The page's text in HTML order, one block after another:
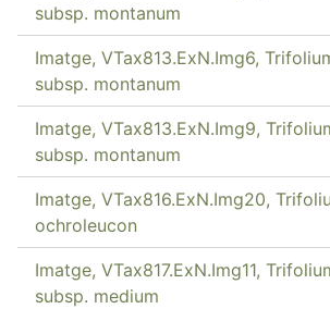
subsp. montanum
Imatge, VTax813.ExN.Img6,
subsp. montanum
Imatge, VTax813.ExN.Img9,
subsp. montanum
Imatge, VTax816.ExN.Img20,
ochroleucon
Imatge, VTax817.ExN.Img11,
subsp. medium